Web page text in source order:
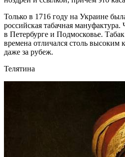
Только в 1716 году на Украине
российская табачная
в Петербурге и Подмосковье.
времена отличался столь высоким
даже за рубеж.
Телятина